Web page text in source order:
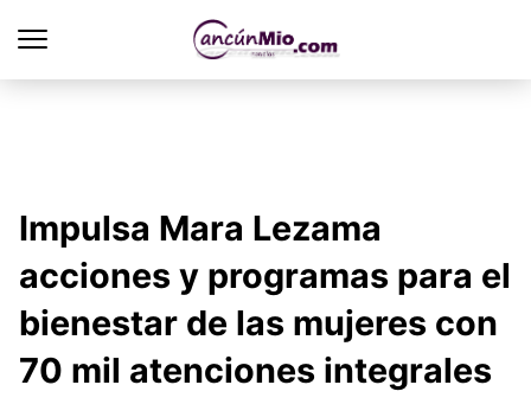
Impulsa Mara Lezama
acciones y programas para el
bienestar de las mujeres con
70 mil atenciones integrales